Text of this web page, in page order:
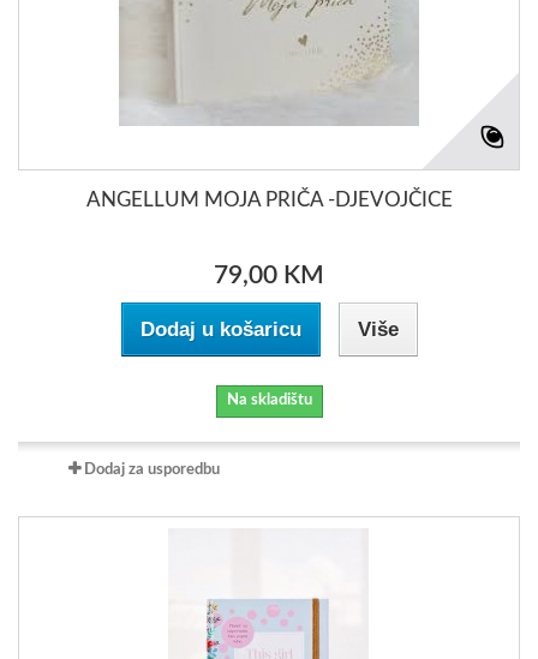
ANGELLUM MOJA PRIČA -DJEVOJČICE
79,00 KM
Dodaj u košaricu Više
Na skladištu
Dodaj za usporedbu